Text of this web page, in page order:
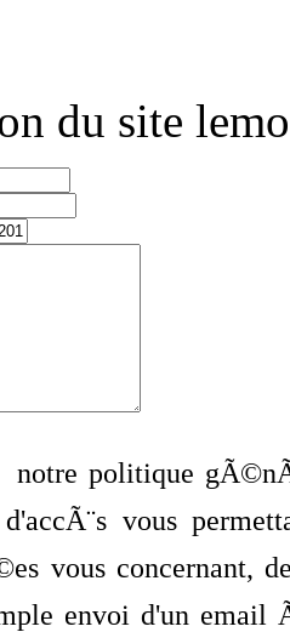
du site
politique
vous
vous concernant,
envoi d'un